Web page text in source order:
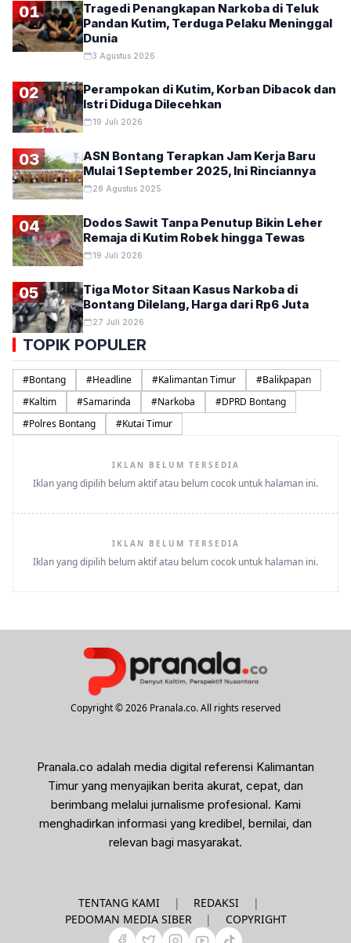
01
Tragedi Penangkapan Narkoba di Teluk
Pandan Kutim, Terduga Pelaku Meninggal
Dunia
3 Agustus 2026
02
Perampokan di Kutim, Korban Dibacok dan
Istri Diduga Dilecehkan
19 Juli 2026
03
ASN Bontang Terapkan Jam Kerja Baru
Mulai 1 September 2025, Ini Rinciannya
28 Agustus 2025
04
Dodos Sawit Tanpa Penutup Bikin Leher
Remaja di Kutim Robek hingga Tewas
19 Juli 2026
05
Tiga Motor Sitaan Kasus Narkoba di
Bontang Dilelang, Harga dari Rp6 Juta
27 Juli 2026
TOPIK POPULER
#Bontang #Headline #Kalimantan Timur #Balikpapan
#Kaltim #Samarinda #Narkoba #DPRD Bontang
#Polres Bontang #Kutai Timur
IKLAN BELUM TERSEDIA
Iklan yang dipilih belum aktif atau belum cocok untuk halaman ini.
IKLAN BELUM TERSEDIA
Iklan yang dipilih belum aktif atau belum cocok untuk halaman ini.
Copyright © 2026 Pranala.co. All rights reserved
Pranala.co adalah media digital referensi Kalimantan
Timur yang menyajikan berita akurat, cepat, dan
berimbang melalui jurnalisme profesional. Kami
menghadirkan informasi yang kredibel, bernilai, dan
relevan bagi masyarakat.
TENTANG KAMI | REDAKSI
|
PEDOMAN MEDIA SIBER
| COPYRIGHT